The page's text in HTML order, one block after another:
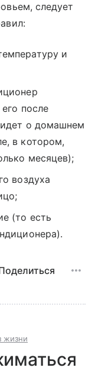
следует
и
после
идет о домашнем
в котором,
месяцев);
воздуха
(то есть
жизни